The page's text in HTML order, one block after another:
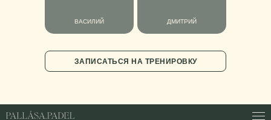
ДМИТРИЙ
ВАСИЛИЙ
ЗАПИСАТЬСЯ НА ТРЕНИРОВКУ